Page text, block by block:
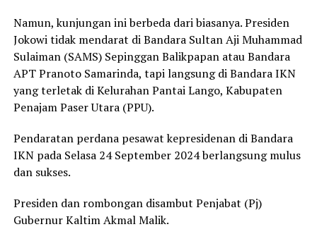
Namun, kunjungan ini berbeda dari biasanya. Presiden
Jokowi tidak mendarat di Bandara Sultan Aji Muhammad
Sulaiman (SAMS) Sepinggan Balikpapan atau Bandara
APT Pranoto Samarinda, tapi langsung di Bandara IKN
yang terletak di Kelurahan Pantai Lango, Kabupaten
Penajam Paser Utara (PPU).
Pendaratan perdana pesawat kepresidenan di Bandara
IKN pada Selasa 24 September 2024 berlangsung mulus
dan sukses.
Presiden dan rombongan disambut Penjabat (Pj)
Gubernur Kaltim Akmal Malik.